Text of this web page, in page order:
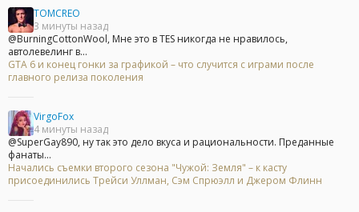
TOMCREO
3 минуты назад
@BurningCottonWool, Мне это в TES никогда не нравилось,
автолевелинг в...
GTA 6 и конец гонки за графикой – что случится с играми после
главного релиза поколения
VirgoFox
4 минуты назад
@SuperGay890, ну так это дело вкуса и рациональности. Преданные
фанаты...
Начались съемки второго сезона "Чужой: Земля" – к касту
присоединилиcь Трейси Уллман, Сэм Спрюэлл и Джером Флинн